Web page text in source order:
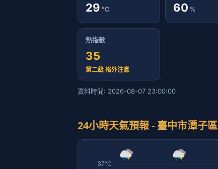
29 ℃ 60 %
熱指數
35
第二級 格外注意
資料時間: 2026-08-07 23:00:00
24小時天氣預報 - 臺中市潭子區